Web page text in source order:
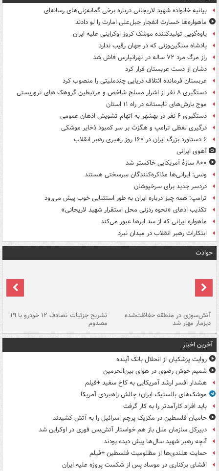
بیانیه خانواده شهید لاریجانی درباره برخی گمانه‌زنی‌های رسانه‌ای
ماهواره‌ها خسارت انفجار جبل‌علی امارت را لو دادند
یاوه‌گویی تولیدکننده موشک کروز اوکراینی علیه ایران
پادشاه سنگین‌وزنی که در جهان رقیب ندارد
راز مرگ مرد ۷۲ ساله در تهرانپارس فاش شد
دشان از دست عربستان فرار کرد
عربستان فرمانده ائتلاف دریایی چندملیتی را منصوب کرد
دستگیری ۸ نفر از اشرار مسلح شاخص و مرتبطین گروهک های تروریستی
موج بارش‌های تابستانه در راه ۱۱ استان
دستگیری ۶ نفر در بهشهر به اتهام تشویش اذهان عمومی
درگیری لفظی ترامپ و هگزث بر سر کمبود ذخایر موشکی
۶ دستاورد بزرگ ایران در ۱۶۰ روز رهبری رهبر انقلاب
آهوی ایرانی
۸۰۰ سازۀ آمریکایی خاکستر شد
ونس: ایرانی‌ها مذاکره‌کنندگان سرسختی هستند
دردسر جدید برای سرخپوشان
ترامپ: همه چیز درباره ایران به طور استثنایی خوب پیش می‌رود
تکذیب ادعای «نحوه ردزنی محل استقرار شهید لاریجانی»
ماهواره ایرانی که از سد ابرها عبور می‌کند
ابتکارات رهبر انقلاب در میدان نبرد
حوادث
آتش‌سوزی در منطقه حفاظت‌شده
دیزمار مهار شد
تشریح جزئیات تصادف ۱۲ خودرو با ۱۹
مصدوم
آخرین اخبار
روایت پزشکیان از انحلال بانک آینده
شمیم خوش رضوی در هوای بین‌الحرمین
هشدار افسر ارشد آمریکایی به کاخ سفید +فیلم
موشک‌های بالستیک ایران؛ چالش راهبردی آمریکا
باید افراد کارآمدتر را به کار گرفت
حامیان فلسطین در مکزیک پرچم اسرائیل را به آتش کشیدند
دبیرکل سازمان ملل باز هم خواستار آتش‌بس فوری در اوکراین شد
آنچه رهبر شهید سال‌ها پیش دیده بودند
حمایت هلندی‌ها از مظلومیت فلسطین +فیلم
افشای برکناری در موساد پس از شکست پروژه علیه ایران